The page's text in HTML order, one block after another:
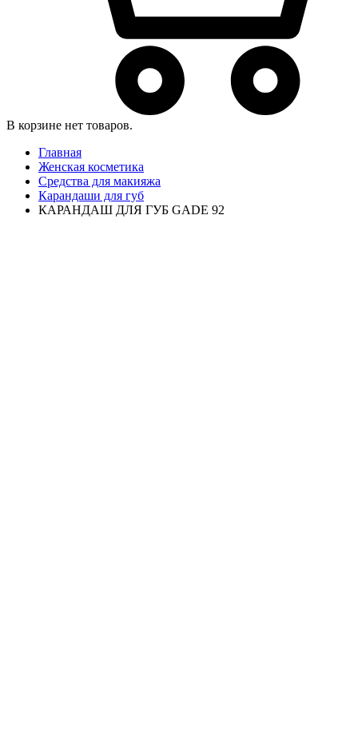
В корзине нет товаров.
Главная
Женская косметика
Средства для макияжа
Карандаши для губ
КАРАНДАШ ДЛЯ ГУБ GADE 92